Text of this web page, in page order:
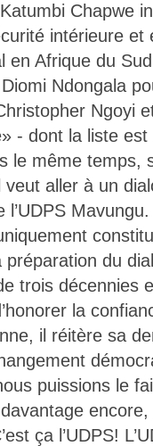
Chapwe
intérieure et
en Afrique du
Ndongala
Ngoyi
- dont la liste
le même temps,
veut aller à un
préparation du
trois décennies
la
il réitère sa
puissions le
ça l’UDPS!